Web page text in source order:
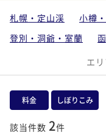
札幌・定山渓
小樽
登別・洞爺・室蘭
稚内・旭川・富良野・
支笏湖・千歳・苫小牧
帯広・十勝川・日高
エ
料金 しぼりこみ
該当件数 2件